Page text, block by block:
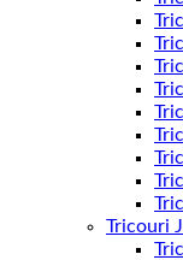
Tricouri